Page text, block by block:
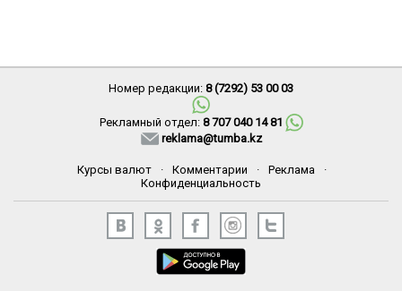
Номер редакции: 8 (7292) 53 00 03
Рекламный отдел: 8 707 040 14 81
reklama@tumba.kz
Курсы валют · Комментарии · Реклама
·
Конфиденциальность